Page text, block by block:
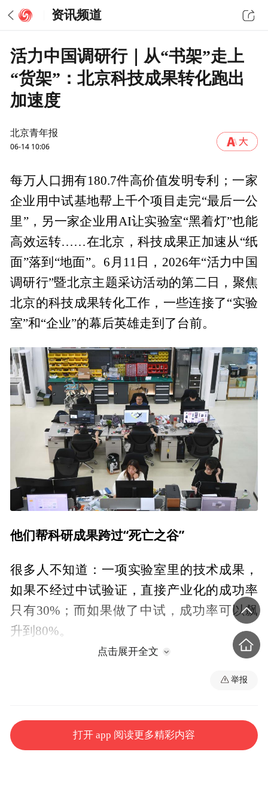
资讯频道
活力中国调研行｜从“书架”走上
“货架”：北京科技成果转化跑出
加速度
北京青年报
06-14 10:06
每万人口拥有180.7件高价值发明专利；一家
企业用中试基地帮上千个项目走完“最后一公
里”，另一家企业用AI让实验室“黑着灯”也能
高效运转……在北京，科技成果正加速从“纸
面”落到“地面”。6月11日，2026年“活力中国
调研行”暨北京主题采访活动的第二日，聚焦
北京的科技成果转化工作，一些连接了“实验
室”和“企业”的幕后英雄走到了台前。
他们帮科研成果跨过“死亡之谷”
很多人不知道：一项实验室里的技术成果，
如果不经过中试验证，直接产业化的成功率
只有30%；而如果做了中试，成功率可以飙
升到80%。
间试验，介于实验室研发和大规模量产之
计与制造问题。也就是解决如何让躺在高校
和科研院所实验室里的“好点子”，变成市场
点击展开全文
举报
打开 app 阅读更多精彩内容